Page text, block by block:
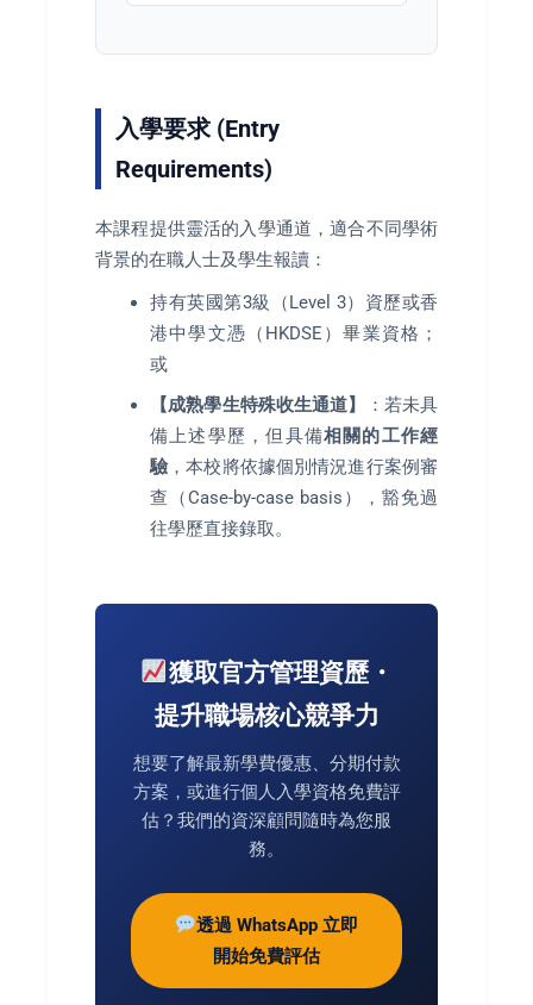
入學要求 (Entry
Requirements)
本課程提供靈活的入學通道，適合不同學術
背景的在職人士及學生報讀：
持有英國第3級（Level 3）資歷或香
港中學文憑（HKDSE）畢業資格；
或
【成熟學生特殊收生通道】
：若未具
備上述學歷，但具備相關的工作經
驗，本校將依據個別情況進行案例審
查（Case-by-case basis），豁免過
往學歷直接錄取。
獲取官方管理資歷・
提升職場核心競爭力
想要了解最新學費優惠、分期付款
方案，或進行個人入學資格免費評
估？我們的資深顧問隨時為您服
務。
透過 WhatsApp 立即
開始免費評估